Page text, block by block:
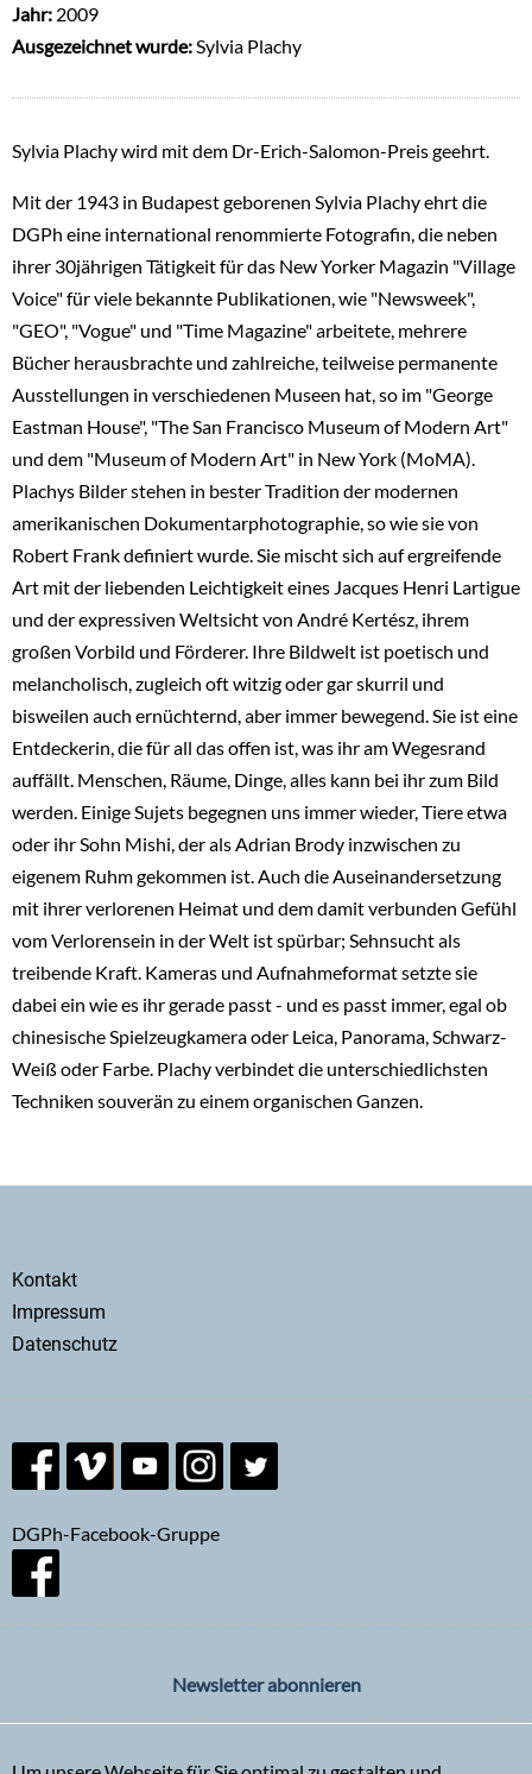
Jahr: 2009
Ausgezeichnet wurde:Sylvia Plachy
Sylvia Plachy wird mit dem Dr-Erich-Salomon-Preis geehrt.
Mit der 1943 in Budapest geborenen Sylvia Plachy ehrt die
DGPh eine international renommierte Fotografin, die neben
ihrer 30jährigen Tätigkeit für das New Yorker Magazin "Village
Voice" für viele bekannte Publikationen, wie "Newsweek",
"GEO", "Vogue" und "Time Magazine" arbeitete, mehrere
Bücher herausbrachte und zahlreiche, teilweise permanente
Ausstellungen in verschiedenen Museen hat, so im "George
Eastman House", "The San Francisco Museum of Modern Art"
und dem "Museum of Modern Art" in New York (MoMA).
Plachys Bilder stehen in bester Tradition der modernen
amerikanischen Dokumentarphotographie, so wie sie von
Robert Frank definiert wurde. Sie mischt sich auf ergreifende
Art mit der liebenden Leichtigkeit eines Jacques Henri Lartigue
und der expressiven Weltsicht von André Kertész, ihrem
großen Vorbild und Förderer. Ihre Bildwelt ist poetisch und
melancholisch, zugleich oft witzig oder gar skurril und
bisweilen auch ernüchternd, aber immer bewegend. Sie ist eine
Entdeckerin, die für all das offen ist, was ihr am Wegesrand
auffällt. Menschen, Räume, Dinge, alles kann bei ihr zum Bild
werden. Einige Sujets begegnen uns immer wieder, Tiere etwa
oder ihr Sohn Mishi, der als Adrian Brody inzwischen zu
eigenem Ruhm gekommen ist. Auch die Auseinandersetzung
mit ihrer verlorenen Heimat und dem damit verbunden Gefühl
vom Verlorensein in der Welt ist spürbar; Sehnsucht als
treibende Kraft. Kameras und Aufnahmeformat setzte sie
dabei ein wie es ihr gerade passt - und es passt immer, egal ob
chinesische Spielzeugkamera oder Leica, Panorama, Schwarz-
Weiß oder Farbe. Plachy verbindet die unterschiedlichsten
Techniken souverän zu einem organischen Ganzen.
Secondary
menu
Kontakt
Impressum
Datenschutz
DGPh-Facebook-Gruppe
Newsletter abonnieren